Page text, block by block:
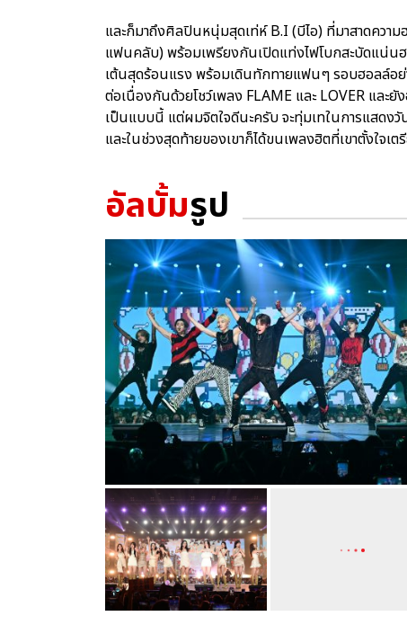
และก็มาถึงศิลปินหนุ่มสุดเท่ห์ B.I (บีไอ) ที่มาสาดควา
แฟนคลับ) พร้อมเพรียงกันเปิดแท่งไฟโบกสะบัดแน่นฮ
เต้นสุดร้อนแรง พร้อมเดินทักทายแฟนๆ รอบฮอลล์อ
ต่อเนื่องกันด้วยโชว์เพลง FLAME และ LOVER และ
เป็นแบบนี้ แต่ผมจิตใจดีนะครับ จะทุ่มเทในการแสดง
และในช่วงสุดท้ายของเขาก็ได้ขนเพลงฮิตที่เขาตั้งใจเ
อัลบั้มรูป